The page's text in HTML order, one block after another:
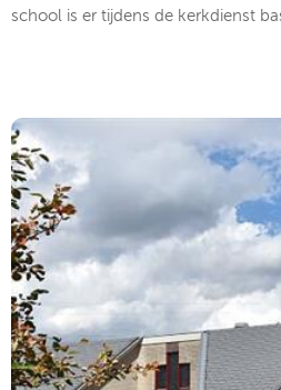
school is er tijdens de kerkdienst